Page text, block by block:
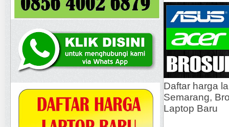
Daftar harga
Semarang,
Laptop Baru